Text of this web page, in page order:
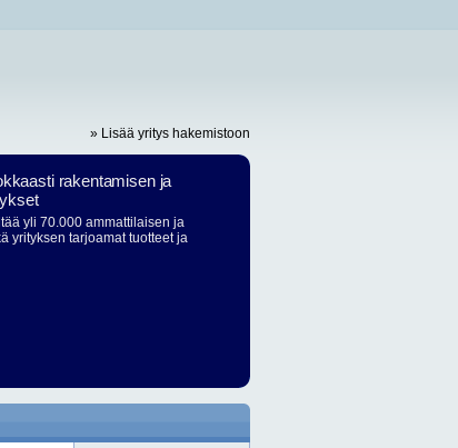
» Lisää yritys hakemistoon
rakentamisen ja
yli 70.000 ammattilaisen ja
yrityksen tarjoamat tuotteet ja